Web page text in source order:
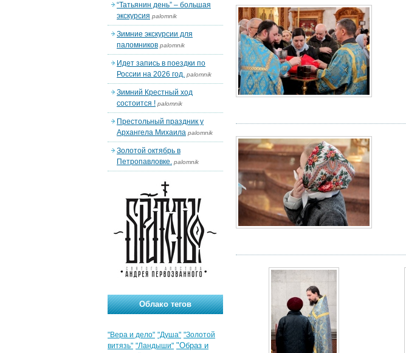
“Татьянин день” – большая
экскурсия palomnik
Зимние экскурсии для
паломников palomnik
Идет запись в поездки по
России на 2026 год. palomnik
Зимний Крестный ход
состоится ! palomnik
Престольный праздник у
Архангела Михаила palomnik
Золотой октябрь в
Петропавловке. palomnik
Облако тегов
"Вера и дело" "Душа" "Золотой
витязь" "Ландыши" "Образ и